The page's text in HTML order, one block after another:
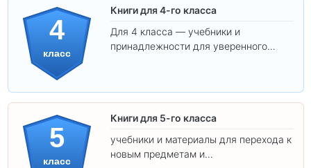
4
класс
Книги для 4-го класса
Для 4 класса — учебники и
принадлежности для уверенного
5
класс
Книги для 5-го класса
учебники и материалы для перехода к
новым предметам и